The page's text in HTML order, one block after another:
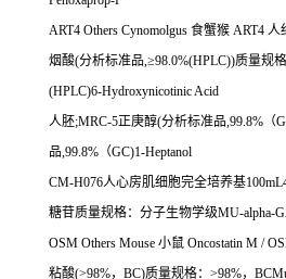
ART4 Others Cynomolgus 食蟹猴 ART4 人
烟酸(分析标准品,≥98.0%(HPLC))质量规
(HPLC)6-Hydroxynicotinic Acid
人胚;MRC-5正庚醇(分析标准品,99.8% （
品,99.8% （GC)1-Heptanol
CM-H076人心房肌细胞完全培养基
糖苷质量规格：分子生物学级MU-alpha-
OSM Others Mouse 小鼠 Oncostatin M /
粘酸(>98%， BC)质量规格： >98%，